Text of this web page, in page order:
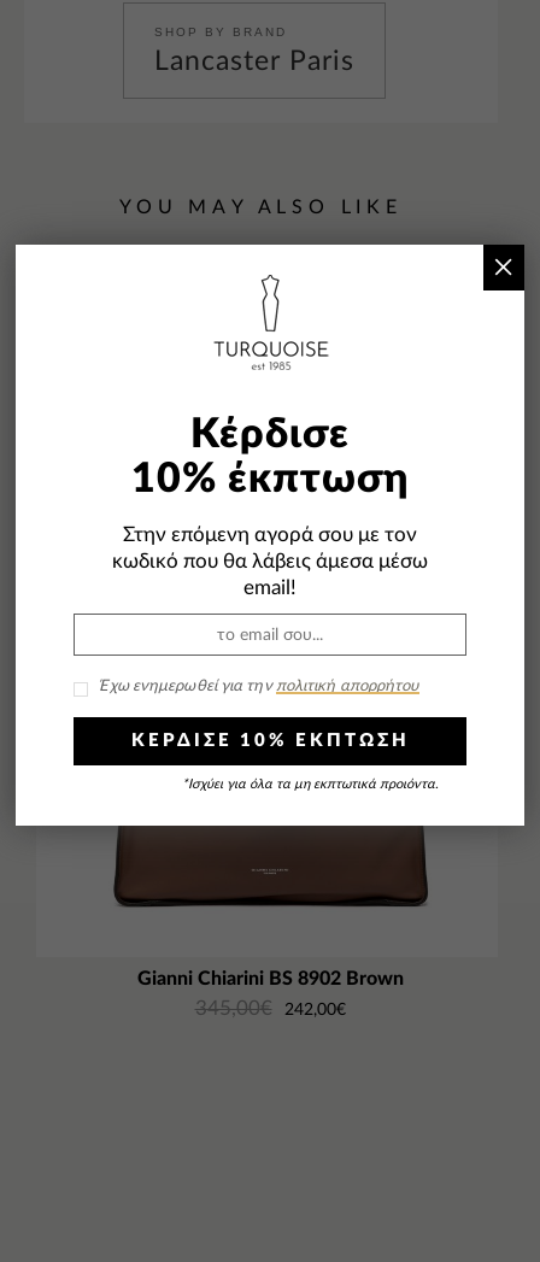
SHOP BY BRAND
Lancaster Paris
YOU MAY ALSO LIKE
Gianni Chiarini BS 8902 Brown
345,00€ 242,00€
Κέρδισε
10% έκπτωση
Στην επόμενη αγορά σου με τον
κωδικό που θα λάβεις άμεσα μέσω
email!
Έχω ενημερωθεί για τηνπολιτική απορρήτου
ΚΕΡΔΙΣΕ 10% ΕΚΠΤΩΣΗ
*Ισχύει για όλα τα μη εκπτωτικά προιόντα.
×